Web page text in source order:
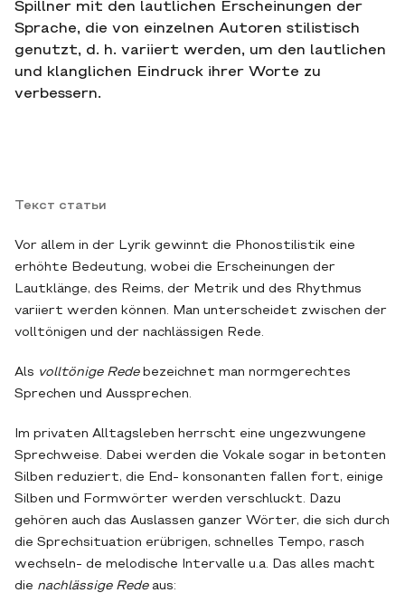
Spillner mit den lautlichen Erscheinungen der
Sprache, die von einzelnen Autoren stilistisch
genutzt, d. h. variiert werden, um den lautlichen
und klanglichen Eindruck ihrer Worte zu
verbessern.
Текст статьи
Vor allem in der Lyrik gewinnt die Phonostilistik eine
erhöhte Bedeutung, wobei die Erscheinungen der
Lautklänge, des Reims, der Metrik und des Rhythmus
variiert werden können. Man unterscheidet zwischen der
volltönigen und der nachlässigen Rede.
Als volltönige Rede bezeichnet man normgerechtes
Sprechen und Aussprechen.
Im privaten Alltagsleben herrscht eine ungezwungene
Sprechweise. Dabei werden die Vokale sogar in betonten
Silben reduziert, die End- konsonanten fallen fort, einige
Silben und Formwörter werden verschluckt. Dazu
gehören auch das Auslassen ganzer Wörter, die sich durch
die Sprechsituation erübrigen, schnelles Tempo, rasch
wechseln- de melodische Intervalle u.a. Das alles macht
die nachlässige Rede aus: